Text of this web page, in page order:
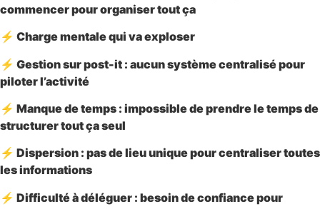
commencer pour organiser tout ça
⚡ Charge mentale qui va exploser
⚡ Gestion sur post-it : aucun système centralisé pour
piloter l’activité
⚡ Manque de temps : impossible de prendre le temps de
structurer tout ça seul
⚡ Dispersion : pas de lieu unique pour centraliser toutes
les informations
⚡ Difficulté à déléguer : besoin de confiance pour